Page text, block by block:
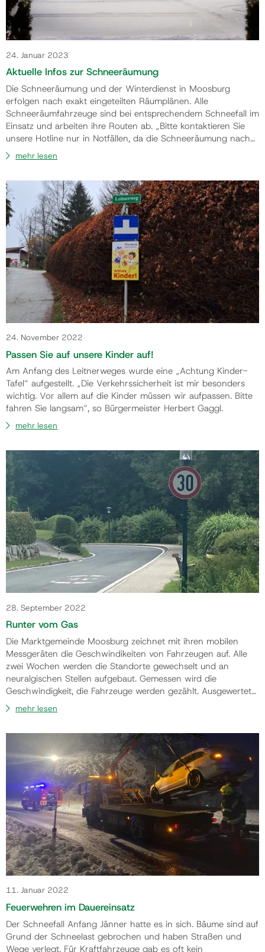
24. Januar 2023
Aktuelle Infos zur Schneeräumung
Die Schneeräumung und der Winterdienst in Moosburg
erfolgen nach exakt eingeteilten Räumplänen. Alle
Schneeräumfahrzeuge sind bei entsprechendem Schneefall im
Einsatz und arbeiten ihre Routen ab. „Bitte kontaktieren Sie
unsere Hotline nur in Notfällen, da die Schneeräumung nach
Routenplan erfolgt. Wir können nicht einzelne Straßen oder
Ortsteile vorziehen. Die Räumgeräte kommen. Es kann bei
informiert Wirtschaftshofleiter …
mehr lesen
24. November 2022
Passen Sie auf unsere Kinder auf!
Am Anfang des Leitnerweges wurde eine „Achtung Kinder-
Tafel“ aufgestellt. „Die Verkehrssicherheit ist mir besonders
wichtig. Vor allem auf die Kinder müssen wir aufpassen. Bitte
fahren Sie langsam“, so Bürgermeister Herbert Gaggl.
mehr lesen
28. September 2022
Runter vom Gas
Die Marktgemeinde Moosburg zeichnet mit ihren mobilen
Messgeräten die Geschwindikeiten von Fahrzeugen auf. Alle
zwei Wochen werden die Standorte gewechselt und an
neuralgischen Stellen aufgebaut. Gemessen wird die
Geschwindigkeit, die Fahrzeuge werden gezählt. Ausgewertet
werden die Höchstgeschwindigkeit und der V85-Wert. Diese
Kennzahl (V85) wird von Verkehrsingenieuren verwendet und
nicht überschritten wird. Sie zeichnet dam…
mehr lesen
11. Januar 2022
Feuerwehren im Dauereinsatz
Der Schneefall Anfang Jänner hatte es in sich. Bäume sind auf
Grund der Schneelast gebrochen und haben Straßen und
Wege verlegt. Für Kraftfahrzeuge gab es oft kein